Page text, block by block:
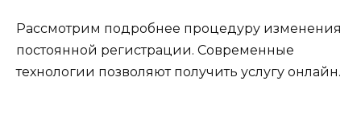
Рассмотрим подробнее процедуру изменения
постоянной регистрации. Современные
технологии позволяют получить услугу онлайн.